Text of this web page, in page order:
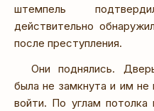
штемпель
действительно
после преступления.
Они поднялись.
была не замкнута и им не
войти. По углам потолка